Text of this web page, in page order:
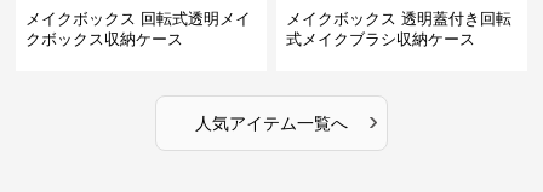
メイクボックス 回転式透明メイ
クボックス収納ケース
メイクボックス 透明蓋付き回転
式メイクブラシ収納ケース
人気アイテム一覧へ ›